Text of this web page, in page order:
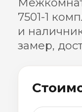
7501-1
и
замер,